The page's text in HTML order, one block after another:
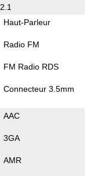
2.1
Haut-Parleur
Radio FM
FM Radio RDS
Connecteur 3.5mm
AAC
3GA
AMR